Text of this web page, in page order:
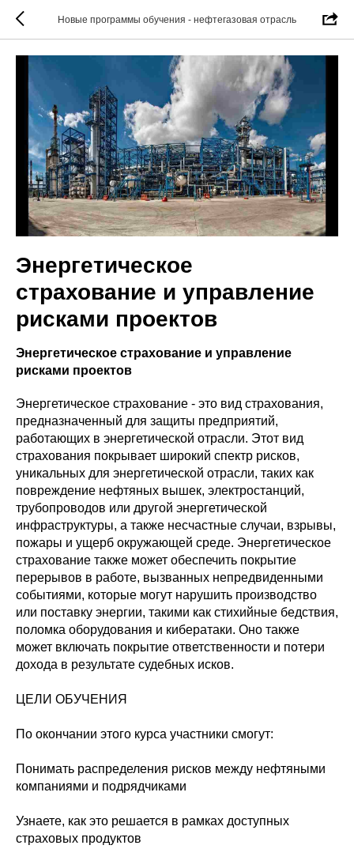
Новые программы обучения - нефтегазовая отрасль
Энергетическое
страхование и управление
рисками проектов
Энергетическое страхование и управление
рисками проектов
Энергетическое страхование - это вид страхования,
предназначенный для защиты предприятий,
работающих в энергетической отрасли. Этот вид
страхования покрывает широкий спектр рисков,
уникальных для энергетической отрасли, таких как
повреждение нефтяных вышек, электростанций,
трубопроводов или другой энергетической
инфраструктуры, а также несчастные случаи, взрывы,
пожары и ущерб окружающей среде. Энергетическое
страхование также может обеспечить покрытие
перерывов в работе, вызванных непредвиденными
событиями, которые могут нарушить производство
или поставку энергии, такими как стихийные бедствия,
поломка оборудования и кибератаки. Оно также
может включать покрытие ответственности и потери
дохода в результате судебных исков.
ЦЕЛИ ОБУЧЕНИЯ
По окончании этого курса участники смогут:
Понимать распределения рисков между нефтяными
компаниями и подрядчиками
Узнаете, как это решается в рамках доступных
страховых продуктов